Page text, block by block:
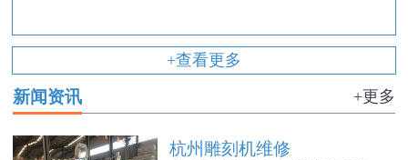
+查看更多
新闻资讯 +更多
杭州雕刻机维修